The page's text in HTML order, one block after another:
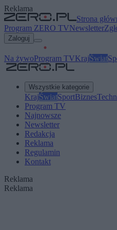
Reklama
Strona
Program ZERO TVNewsletter
Zaloguj
Na żywoProgram TVKrajŚwiat
Wszystkie kategorie
KrajŚwiatSportBiznes
Program TV
Najnowsze
Newsletter
Redakcja
Reklama
Regulamin
Kontakt
Reklama
Reklama